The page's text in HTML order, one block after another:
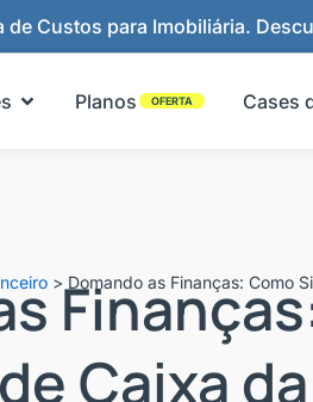
de Custos para Imobiliária.
Abrir Funcionalidades
Planos OFERTA Cases
> Domando as Finanças: Como
Caixa